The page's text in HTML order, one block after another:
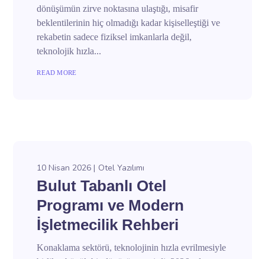
dönüşümün zirve noktasına ulaştığı, misafir
beklentilerinin hiç olmadığı kadar kişiselleştiği ve
rekabetin sadece fiziksel imkanlarla değil,
teknolojik hızla...
READ MORE
10 Nisan 2026 Otel Yazılımı
Bulut Tabanlı Otel
Programı ve Modern
İşletmecilik Rehberi
Konaklama sektörü, teknolojinin hızla evrilmesiyle